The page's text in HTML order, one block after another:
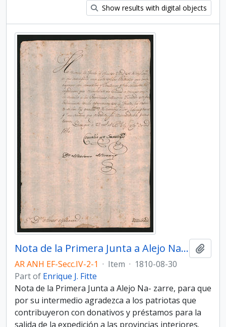
Show results with digital objects
Nota de la Primera Junta a Alejo Nazarre
AR ANH EF-Secc.IV-2-1 · Item · 1810-08-30
Part of Enrique J. Fitte
Nota de la Primera Junta a Alejo Na- zarre, para que
por su intermedio agradezca a los patriotas que
contribuyeron con donativos y préstamos para la
salida de la expedición a las provincias interiores.